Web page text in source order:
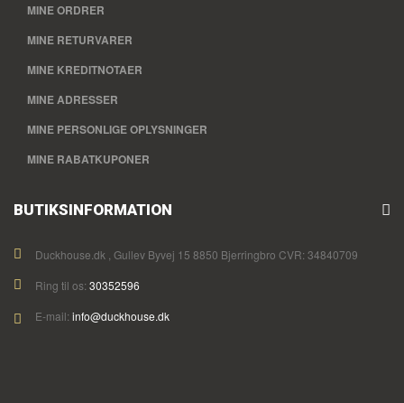
MINE ORDRER
MINE RETURVARER
MINE KREDITNOTAER
MINE ADRESSER
MINE PERSONLIGE OPLYSNINGER
MINE RABATKUPONER
BUTIKSINFORMATION
Duckhouse.dk , Gullev Byvej 15 8850 Bjerringbro CVR: 34840709
Ring til os: 30352596
E-mail: info@duckhouse.dk